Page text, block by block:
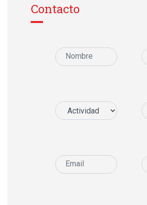
Contacto